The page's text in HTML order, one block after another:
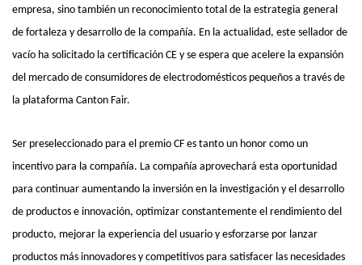
empresa, sino también un reconocimiento total de la estrategia general
de fortaleza y desarrollo de la compañía. En la actualidad, este sellador de
vacío ha solicitado la certificación CE y se espera que acelere la expansión
del mercado de consumidores de electrodomésticos pequeños a través de
la plataforma Canton Fair.
Ser preseleccionado para el premio CF es tanto un honor como un
incentivo para la compañía. La compañía aprovechará esta oportunidad
para continuar aumentando la inversión en la investigación y el desarrollo
de productos e innovación, optimizar constantemente el rendimiento del
producto, mejorar la experiencia del usuario y esforzarse por lanzar
productos más innovadores y competitivos para satisfacer las necesidades